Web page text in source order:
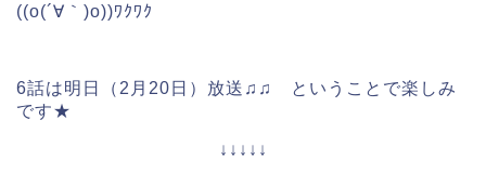
((o(´∀｀)o))ﾜｸﾜｸ
6話は明日（2月20日）放送♫♫ ということで楽しみ
です★
↓↓↓↓↓